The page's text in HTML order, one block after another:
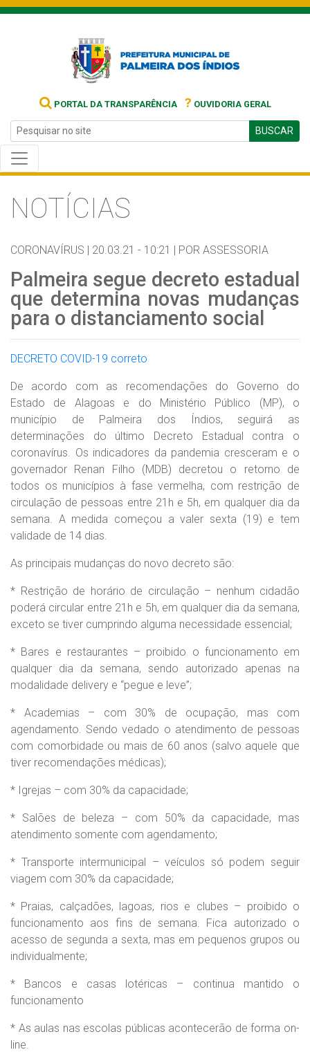
PORTAL DA TRANSPARÊNCIA ? OUVIDORIA GERAL
BUSCAR
NOTÍCIAS
CORONAVÍRUS | 20.03.21 - 10:21 | POR ASSESSORIA
Palmeira segue decreto estadual
que determina novas mudanças
para o distanciamento social
DECRETO COVID-19 correto
De acordo com as recomendações do Governo do
Estado de Alagoas e do Ministério Público (MP), o
município de Palmeira dos Índios, seguirá as
determinações do último Decreto Estadual contra o
coronavírus. Os indicadores da pandemia cresceram e o
governador Renan Filho (MDB) decretou o retorno de
todos os municípios à fase vermelha, com restrição de
circulação de pessoas entre 21h e 5h, em qualquer dia da
semana. A medida começou a valer sexta (19) e tem
validade de 14 dias.
As principais mudanças do novo decreto são:
* Restrição de horário de circulação – nenhum cidadão
poderá circular entre 21h e 5h, em qualquer dia da semana,
exceto se tiver cumprindo alguma necessidade essencial;
* Bares e restaurantes – proibido o funcionamento em
qualquer dia da semana, sendo autorizado apenas na
modalidade delivery e “pegue e leve”;
* Academias – com 30% de ocupação, mas com
agendamento. Sendo vedado o atendimento de pessoas
com comorbidade ou mais de 60 anos (salvo aquele que
tiver recomendações médicas);
* Igrejas – com 30% da capacidade;
* Salões de beleza – com 50% da capacidade, mas
atendimento somente com agendamento;
* Transporte intermunicipal – veículos só podem seguir
viagem com 30% da capacidade;
* Praias, calçadões, lagoas, rios e clubes – proibido o
funcionamento aos fins de semana. Fica autorizado o
acesso de segunda a sexta, mas em pequenos grupos ou
individualmente;
* Bancos e casas lotéricas – continua mantido o
funcionamento
* As aulas nas escolas públicas acontecerão de forma on-
line.